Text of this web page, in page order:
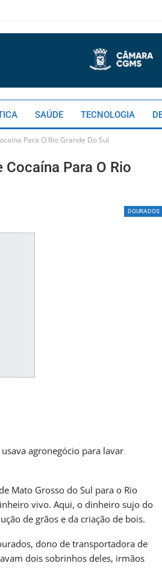
SAÚDE TECNOLOGIA
Para O Rio Grande Do Sul
Para O Rio
DOURADOS
agronegócio para lavar
Mato Grosso do Sul para o Rio
vivo. Aqui, o dinheiro sujo do
de grãos e da criação de bois.
dono de transportadora de
dois sobrinhos deles, irmãos
Empresas São Orientadas A Incentivar
Vacinação Contra O…
2 dias atrás
BRASIL